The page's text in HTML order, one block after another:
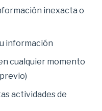
inexacta o
información
cualquier momento
actividades de